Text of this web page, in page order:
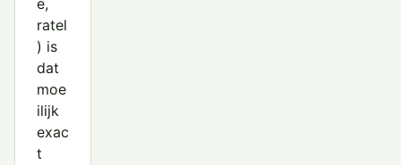
e,
ratel
) is
dat
moe
ilijk
exac
t